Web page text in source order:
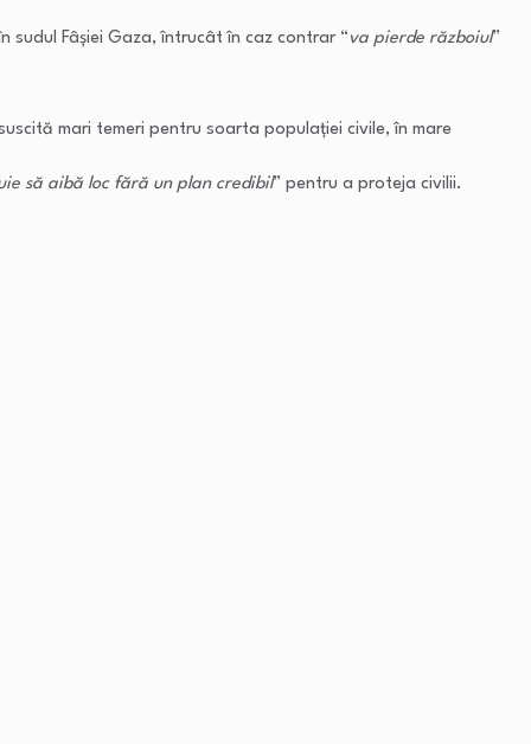
Fâşiei Gaza, întrucât în caz contrar “ va pierde războiul”
mari temeri pentru soarta populaţiei civile, în mare
să aibă loc fără un plan credibil” pentru a proteja civilii.